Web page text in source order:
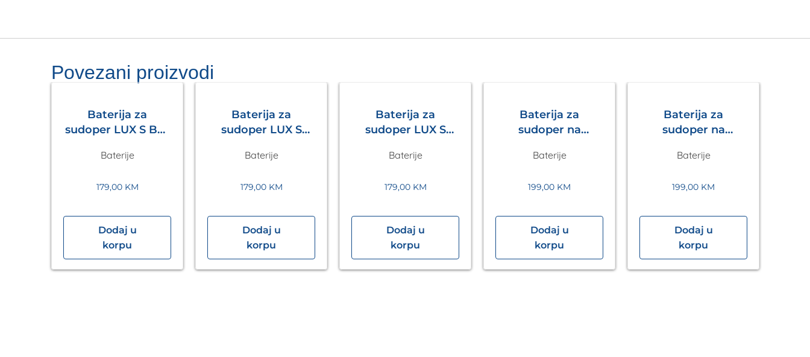
Povezani proizvodi
Baterija za
sudoper LUX S Bež
Baterije
179,00 KM
Dodaj u
korpu
Baterija za
sudoper LUX S
Metalac
Baterije
179,00 KM
Dodaj u
korpu
Baterija za
sudoper LUX S
Baterije
179,00 KM
Dodaj u
korpu
Baterija za
sudoper na
Bež Metalac
Baterije
199,00 KM
Dodaj u
korpu
Baterija za
sudoper na
Tamno Siva
Baterije
199,00 KM
Dodaj u
korpu